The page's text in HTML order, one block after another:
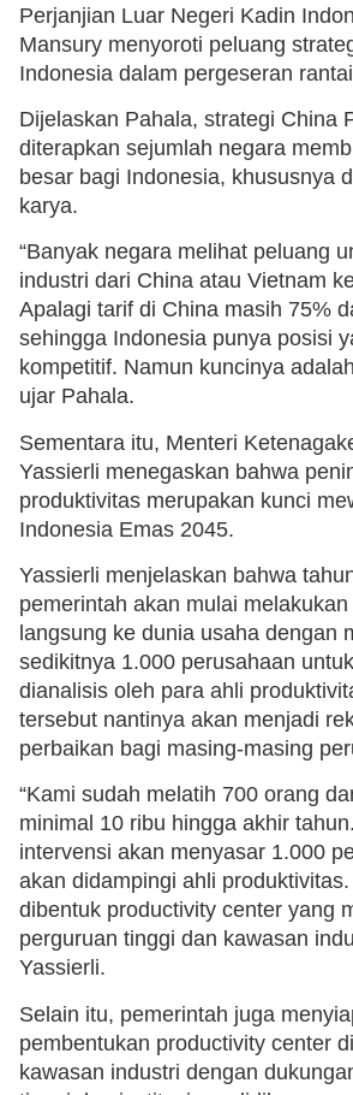
Perjanjian Luar Negeri Kadin
Mansury menyoroti peluang
Indonesia dalam pergeseran
Dijelaskan Pahala, strategi China
diterapkan sejumlah negara
besar bagi Indonesia, khususnya
karya.
“Banyak negara melihat peluang
industri dari China atau Vietnam
Apalagi tarif di China masih 75%
sehingga Indonesia punya posisi
kompetitif. Namun kuncinya
ujar Pahala.
Sementara itu, Menteri
Yassierli menegaskan bahwa
produktivitas merupakan kunci
Indonesia Emas 2045.
Yassierli menjelaskan bahwa
pemerintah akan mulai
langsung ke dunia usaha dengan
sedikitnya 1.000 perusahaan
dianalisis oleh para ahli
tersebut nantinya akan menjadi
perbaikan bagi masing-masing
“Kami sudah melatih 700 orang
minimal 10 ribu hingga akhir
intervensi akan menyasar 1.000
akan didampingi ahli
dibentuk productivity center yang
perguruan tinggi dan kawasan
Yassierli.
Selain itu, pemerintah juga
pembentukan productivity center
kawasan industri dengan